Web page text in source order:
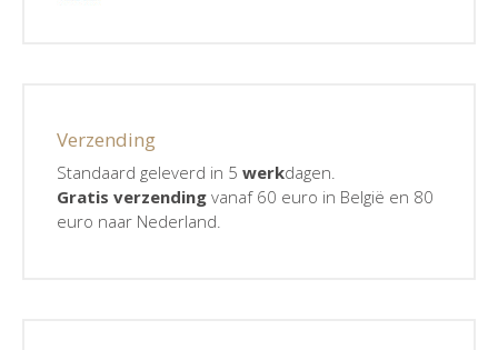
Verzending
Standaard geleverd in 5 werkdagen.
Gratis verzendingvanaf 60 euro in België en 80
euro naar Nederland.